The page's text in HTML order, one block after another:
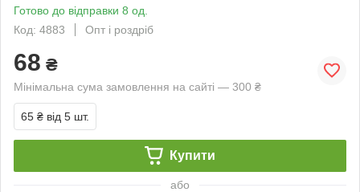
Готово до відправки 8 од.
Код: 4883
Опт і роздріб
68 ₴
Мінімальна сума замовлення на сайті — 300 ₴
65 ₴ від 5 шт.
Купити
або